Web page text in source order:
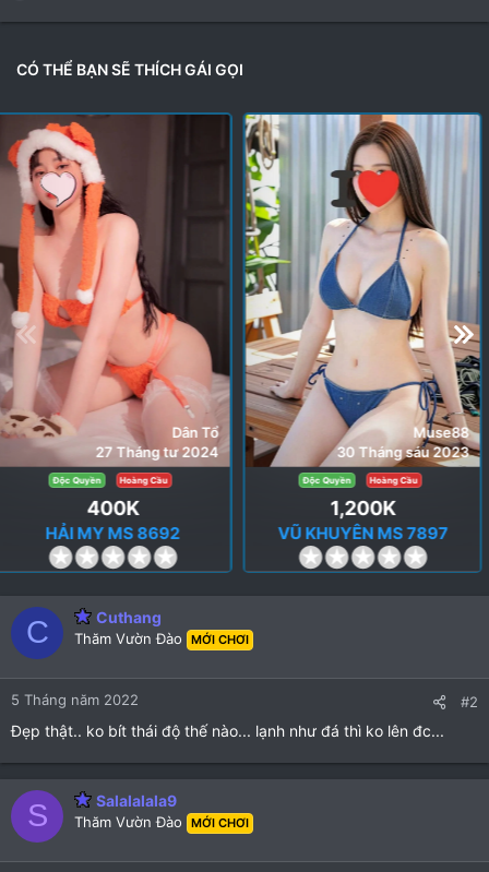
t
n
s
:
CÓ THỂ BẠN SẼ THÍCH GÁI GỌI
Dân Tổ
27 Tháng tư 2024
Độc Quyền Hoàng Cầu
400K
HẢI MY MS 8692
.
0
0
s
(
s
)
Muse88
30 Tháng sáu 2023
Độc Quyền Hoàng Cầu
1,200K
VŨ KHUYÊN MS 7897
.
0
a
r
(
s
)
C Cuthang
Thăm Vườn Đào MỚI CHƠI
5 Tháng năm 2022 #2
Đẹp thật.. ko bít thái độ thế nào... lạnh như đá thì ko lên đc...
S Salalalala9
Thăm Vườn Đào MỚI CHƠI